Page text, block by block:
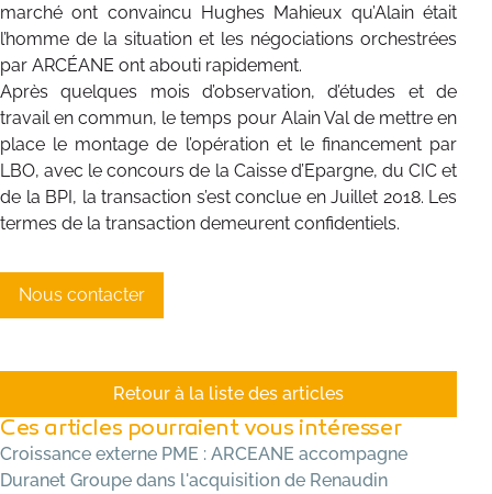
marché ont convaincu Hughes Mahieux qu’Alain était
l’homme de la situation et les négociations orchestrées
par ARCÉANE ont abouti rapidement.
Après quelques mois d’observation, d’études et de
travail en commun, le temps pour Alain Val de mettre en
place le montage de l’opération et le financement par
LBO, avec le concours de la Caisse d’Epargne, du CIC et
de la BPI, la transaction s’est conclue en Juillet 2018. Les
termes de la transaction demeurent confidentiels.
Nous contacter
Retour à la liste des articles
Ces articles pourraient vous intéresser
Croissance externe PME : ARCEANE accompagne
Duranet Groupe dans l'acquisition de Renaudin